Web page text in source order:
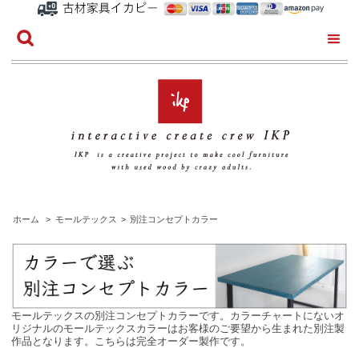
ホーム > モールテックス > 別注コンセプトカラー
モールテックスの別注コンセプトカラーです。カラーチャートにないオ
リジナルのモールテックスカラーはお客様のご要望から生まれた別注製
作品となります。こちらは完全オーダー製作です。